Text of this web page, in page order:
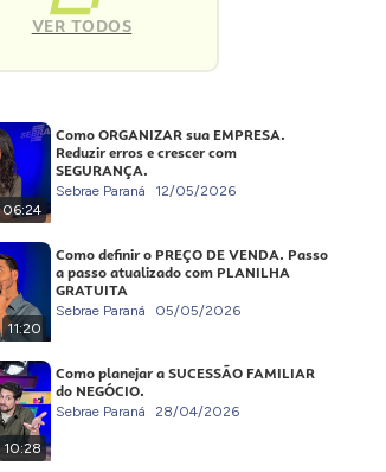
VER TODOS
06:24
Como ORGANIZAR sua EMPRESA.
Reduzir erros e crescer com
SEGURANÇA.
Sebrae Paraná 12/05/2026
11:20
Como definir o PREÇO DE VENDA. Passo
a passo atualizado com PLANILHA
GRATUITA
Sebrae Paraná 05/05/2026
10:28
Como planejar a SUCESSÃO FAMILIAR
do NEGÓCIO.
Sebrae Paraná 28/04/2026